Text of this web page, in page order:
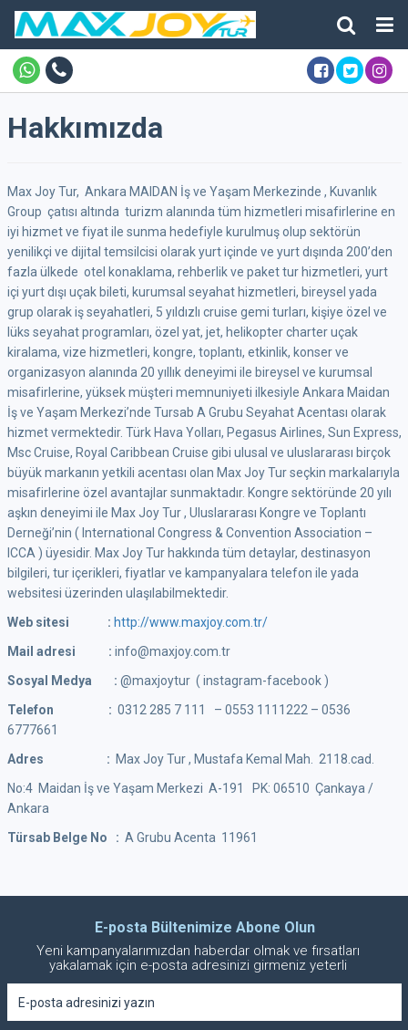
Hakkımızda
Max Joy Tur, Ankara MAIDAN İş ve Yaşam Merkezinde , Kuvanlık
Group çatısı altında turizm alanında tüm hizmetleri misafirlerine en
iyi hizmet ve fiyat ile sunma hedefiyle kurulmuş olup sektörün
yenilikçi ve dijital temsilcisi olarak yurt içinde ve yurt dışında 200’den
fazla ülkede otel konaklama, rehberlik ve paket tur hizmetleri, yurt
içi yurt dışı uçak bileti, kurumsal seyahat hizmetleri, bireysel yada
grup olarak iş seyahatleri, 5 yıldızlı cruise gemi turları, kişiye özel ve
lüks seyahat programları, özel yat, jet, helikopter charter uçak
kiralama, vize hizmetleri, kongre, toplantı, etkinlik, konser ve
organizasyon alanında 20 yıllık deneyimi ile bireysel ve kurumsal
misafirlerine, yüksek müşteri memnuniyeti ilkesiyle Ankara Maidan
İş ve Yaşam Merkezi’nde Tursab A Grubu Seyahat Acentası olarak
hizmet vermektedir. Türk Hava Yolları, Pegasus Airlines, Sun Express,
Msc Cruise, Royal Caribbean Cruise gibi ulusal ve uluslararası birçok
büyük markanın yetkili acentası olan Max Joy Tur seçkin markalarıyla
misafirlerine özel avantajlar sunmaktadır. Kongre sektöründe 20 yılı
aşkın deneyimi ile Max Joy Tur , Uluslararası Kongre ve Toplantı
Derneği’nin ( International Congress & Convention Association –
ICCA ) üyesidir. Max Joy Tur hakkında tüm detaylar, destinasyon
bilgileri, tur içerikleri, fiyatlar ve kampanyalara telefon ile yada
websitesi üzerinden ulaşılabilmektedir.
Web sitesi : http://www.maxjoy.com.tr/
Mail adresi : info@maxjoy.com.tr
Sosyal Medya : @maxjoytur ( instagram-facebook )
Telefon : 0312 285 7 111 – 0553 1111222 – 0536
6777661
Adres : Max Joy Tur , Mustafa Kemal Mah. 2118.cad.
No:4 Maidan İş ve Yaşam Merkezi A-191 PK: 06510 Çankaya /
Ankara
Türsab Belge No : A Grubu Acenta 11961
E-posta Bültenimize Abone Olun
Yeni kampanyalarımızdan haberdar olmak ve fırsatları
yakalamak için e-posta adresinizi girmeniz yeterli